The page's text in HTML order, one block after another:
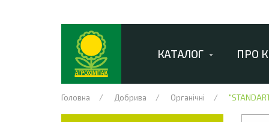
КАТАЛОГ ПРО
Головна Добрива Органічні